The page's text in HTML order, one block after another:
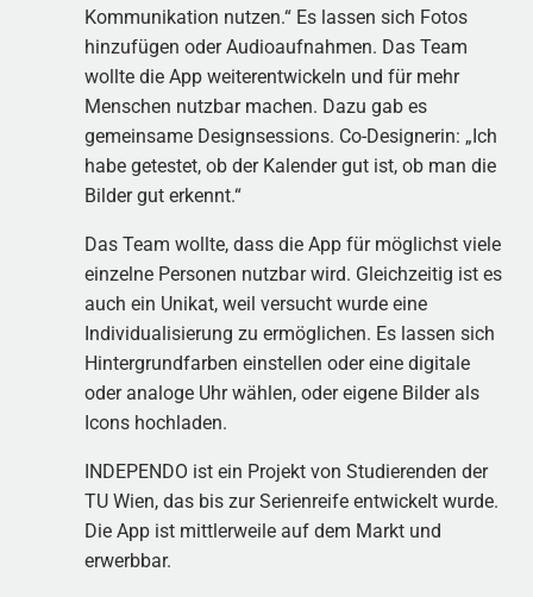
Kommunikation nutzen.“ Es lassen sich Fotos
hinzufügen oder Audioaufnahmen. Das Team
wollte die App weiterentwickeln und für mehr
Menschen nutzbar machen. Dazu gab es
gemeinsame Designsessions. Co-Designerin: „Ich
habe getestet, ob der Kalender gut ist, ob man die
Bilder gut erkennt.“
Das Team wollte, dass die App für möglichst viele
einzelne Personen nutzbar wird. Gleichzeitig ist es
auch ein Unikat, weil versucht wurde eine
Individualisierung zu ermöglichen. Es lassen sich
Hintergrundfarben einstellen oder eine digitale
oder analoge Uhr wählen, oder eigene Bilder als
Icons hochladen.
INDEPENDO ist ein Projekt von Studierenden der
TU Wien, das bis zur Serienreife entwickelt wurde.
Die App ist mittlerweile auf dem Markt und
erwerbbar.